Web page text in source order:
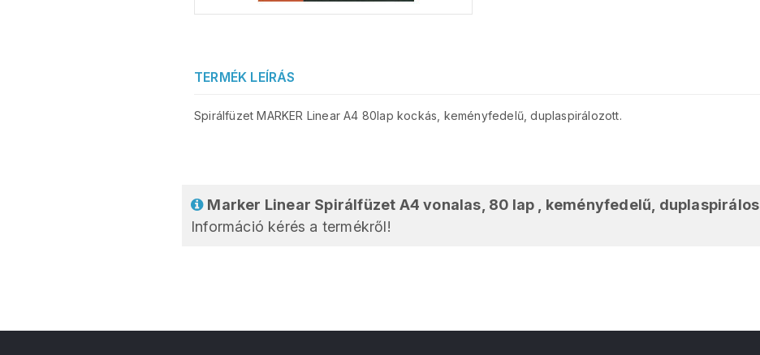
TERMÉK LEÍRÁS
Spirálfüzet MARKER Linear A4 80lap kockás, keményfedelű, duplaspirálozott.
Marker Linear Spirálfüzet A4 vonalas, 80 lap , keményfedelű, duplaspirálos
Információ kérés a termékről!